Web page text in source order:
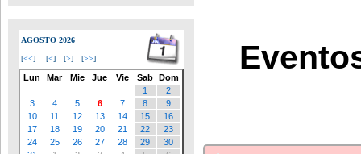
AGOSTO 2026
[<<] [<] [>] [>>]
Lun Mar Mie Jue Vie Sab
Dom
1
2
3
4 5 6 7 8
9
10
11 12 13 14 15
16
17
18 19 20 21 22
23
24
25 26 27 28 29
30